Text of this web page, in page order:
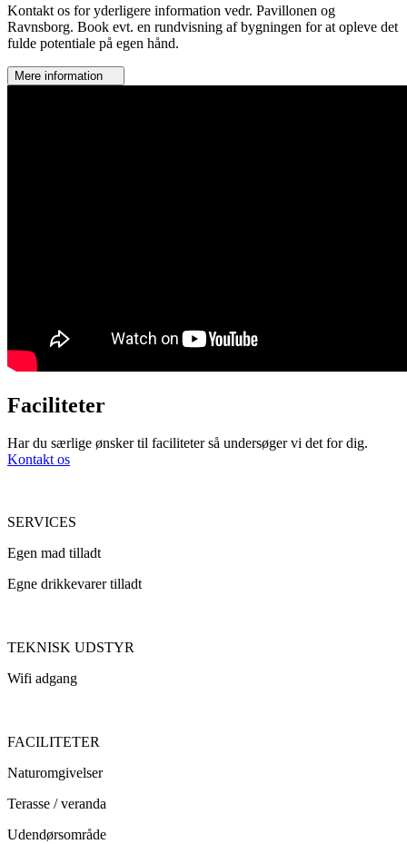
Kontakt os for yderligere information vedr. Pavillonen og
Ravnsborg. Book evt. en rundvisning af bygningen for at opleve det
fulde potentiale på egen hånd.
Mere information
Faciliteter
Har du særlige ønsker til faciliteter så undersøger vi det for dig.
Kontakt os
SERVICES
Egen mad tilladt
Egne drikkevarer tilladt
TEKNISK UDSTYR
Wifi adgang
FACILITETER
Naturomgivelser
Terasse / veranda
Udendørsområde